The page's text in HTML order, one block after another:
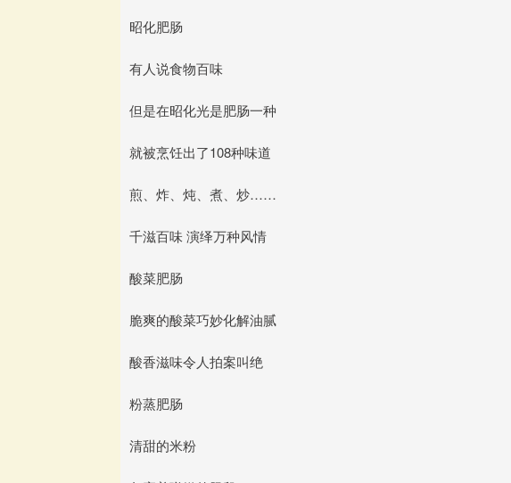
昭化肥肠
有人说食物百味
但是在昭化光是肥肠一种
就被烹饪出了108种味道
煎、炸、炖、煮、炒……
千滋百味 演绎万种风情
酸菜肥肠
脆爽的酸菜巧妙化解油腻
酸香滋味令人拍案叫绝
粉蒸肥肠
清甜的米粉